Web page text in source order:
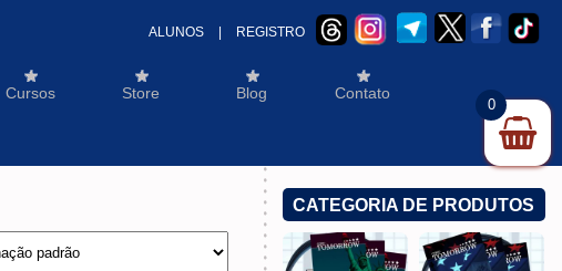
ALUNOS REGISTRO
Cursos Store Blog Contato
CATEGORIA DE PRODUTOS
0